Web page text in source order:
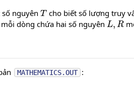
số nguyên
cho biết số lượng truy
dòng chứa hai số nguyên
L,R
MATHEMATICS.OUT :